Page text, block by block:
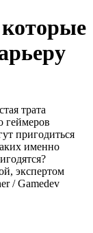
трата
геймеров
пригодиться
именно
экспертом
/ Gamedev